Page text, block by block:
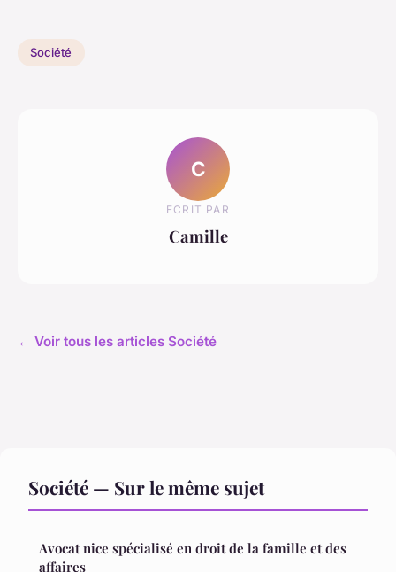
Société
C
ECRIT PAR
Camille
← Voir tous les articles Société
Société — Sur le même sujet
Avocat nice spécialisé en droit de la famille et des
affaires